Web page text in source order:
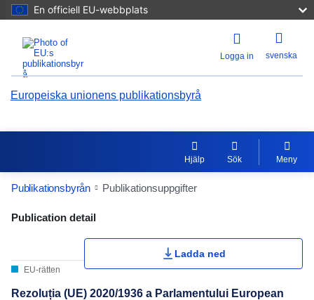
En officiell EU-webbplats
Logga in svenska
Europeiska unionens publikationsbyrå
Hjälp Sök Meny
Publikationsbyrån Publikationsuppgifter
Publication Detail Actions Portlet
Publication detail
EU-rätten
Ladda ned
Rezoluția (UE) 2020/1936 a Parlamentului European